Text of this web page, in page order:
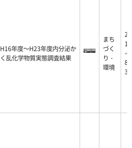
H16年度～H23年度内分泌か
く乱化学物質実態調査結果
まち
づく
り・
環境
20
18
-0
8-
31